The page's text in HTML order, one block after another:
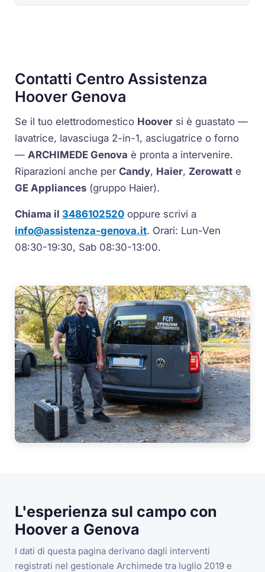
Contatti Centro Assistenza
Hoover Genova
Se il tuo elettrodomestico Hoover si è guastato —
lavatrice, lavasciuga 2-in-1, asciugatrice o forno
— ARCHIMEDE Genova è pronta a intervenire.
Riparazioni anche perCandy, Haier, Zerowatt e
GE Appliances (gruppo Haier).
Chiama il 3486102520 oppure scrivi a
info@assistenza-genova.it. Orari: Lun-Ven
08:30-19:30, Sab 08:30-13:00.
L'esperienza sul campo con
Hoover a Genova
I dati di questa pagina derivano dagli interventi
registrati nel gestionale Archimede tra luglio 2019 e